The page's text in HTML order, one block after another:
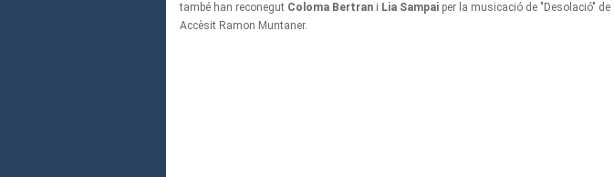
també han reconegut Coloma Bertran i Lia Sampai per la musicació de "Desolació"
Accèsit Ramon Muntaner.